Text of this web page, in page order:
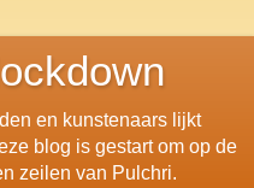
en kunstenaars lijkt
blog is gestart om op de
zeilen van Pulchri.